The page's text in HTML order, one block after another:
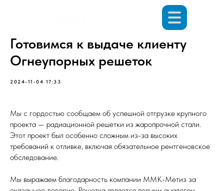
Готовимся к выдаче клиенту
Огнеупорных решеток
2024-11-04 17:33
Мы с гордостью сообщаем об успешной отгрузке крупного
проекта — радиационной решетки из жаропрочной стали.
Этот проект был особенно сложным из-за высоких
требований к отливке, включая обязательное рентгеновское
обследование.
Мы выражаем благодарность компании ММК-Метиз за